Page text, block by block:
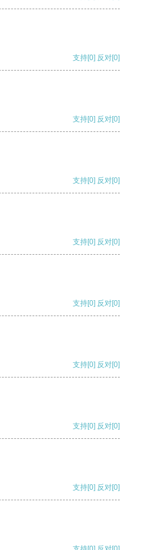
支持[0] 反对[0]
支持[0] 反对[0]
支持[0] 反对[0]
支持[0] 反对[0]
支持[0] 反对[0]
支持[0] 反对[0]
支持[0] 反对[0]
支持[0] 反对[0]